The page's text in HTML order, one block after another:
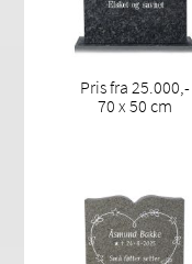
Pris fra 25.000,-
70 x 50 cm